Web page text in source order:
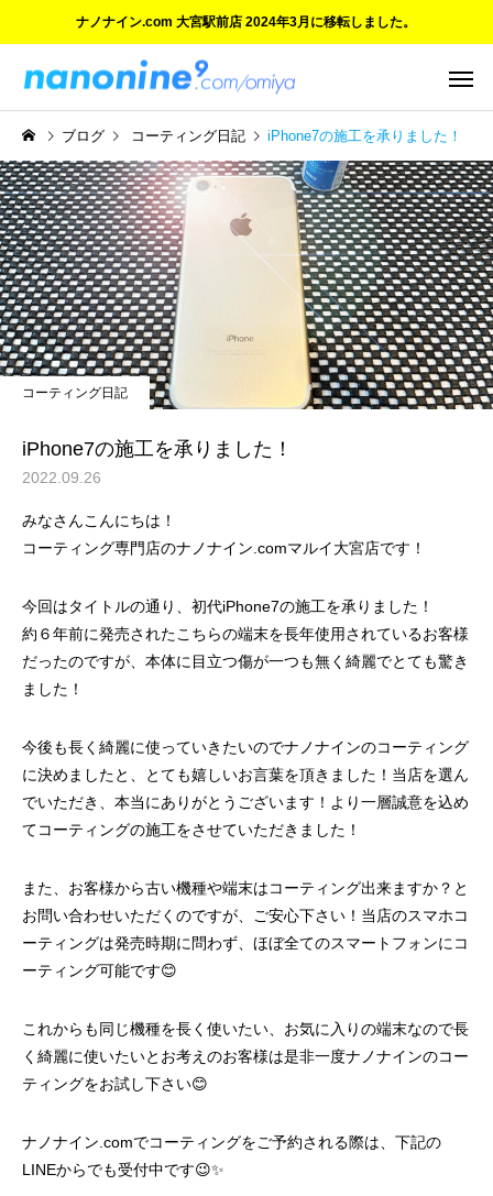
ナノナイン.com 大宮駅前店 2024年3月に移転しました。
ご紹介とお知らせ
ついにオープン！『ナノナ
イン.com 大宮駅前店』
ご紹介とお知らせ
ご愛顧に感謝 大宮マル
の閉店と新店舗のご案
ブログ コーティング日記 iPhone7の施工を承りました！
コーティング日記
iPhone7の施工を承りました！
2022.09.26
みなさんこんにちは！
コーティング専門店のナノナイン.comマルイ大宮店です！
今回はタイトルの通り、初代iPhone7の施工を承りました！
約６年前に発売されたこちらの端末を長年使用されているお客様
だったのですが、本体に目立つ傷が一つも無く綺麗でとても驚き
ました！
今後も長く綺麗に使っていきたいのでナノナインのコーティング
に決めましたと、とても嬉しいお言葉を頂きました！当店を選ん
でいただき、本当にありがとうございます！より一層誠意を込め
てコーティングの施工をさせていただきました！
また、お客様から古い機種や端末はコーティング出来ますか？と
お問い合わせいただくのですが、ご安心下さい！当店のスマホコ
ーティングは発売時期に問わず、ほぼ全てのスマートフォンにコ
ーティング可能です😊
これからも同じ機種を長く使いたい、お気に入りの端末なので長
く綺麗に使いたいとお考えのお客様は是非一度ナノナインのコー
ティングをお試し下さい😊
ナノナイン.comでコーティングをご予約される際は、下記の
LINEからでも受付中です😉✨